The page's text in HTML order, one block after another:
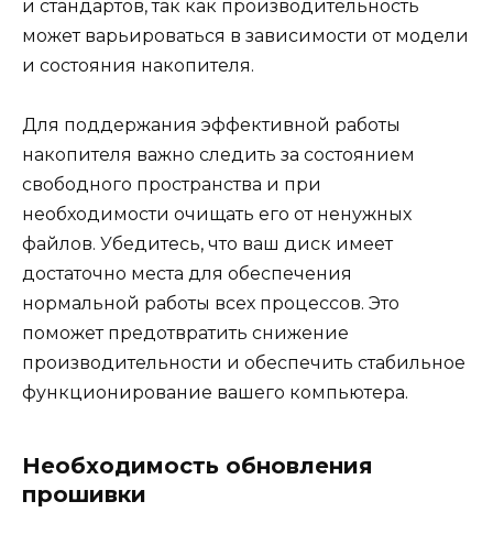
и стандартов, так как производительность
может варьироваться в зависимости от модели
и состояния накопителя.
Для поддержания эффективной работы
накопителя важно следить за состоянием
свободного пространства и при
необходимости очищать его от ненужных
файлов. Убедитесь, что ваш диск имеет
достаточно места для обеспечения
нормальной работы всех процессов. Это
поможет предотвратить снижение
производительности и обеспечить стабильное
функционирование вашего компьютера.
Необходимость обновления
прошивки